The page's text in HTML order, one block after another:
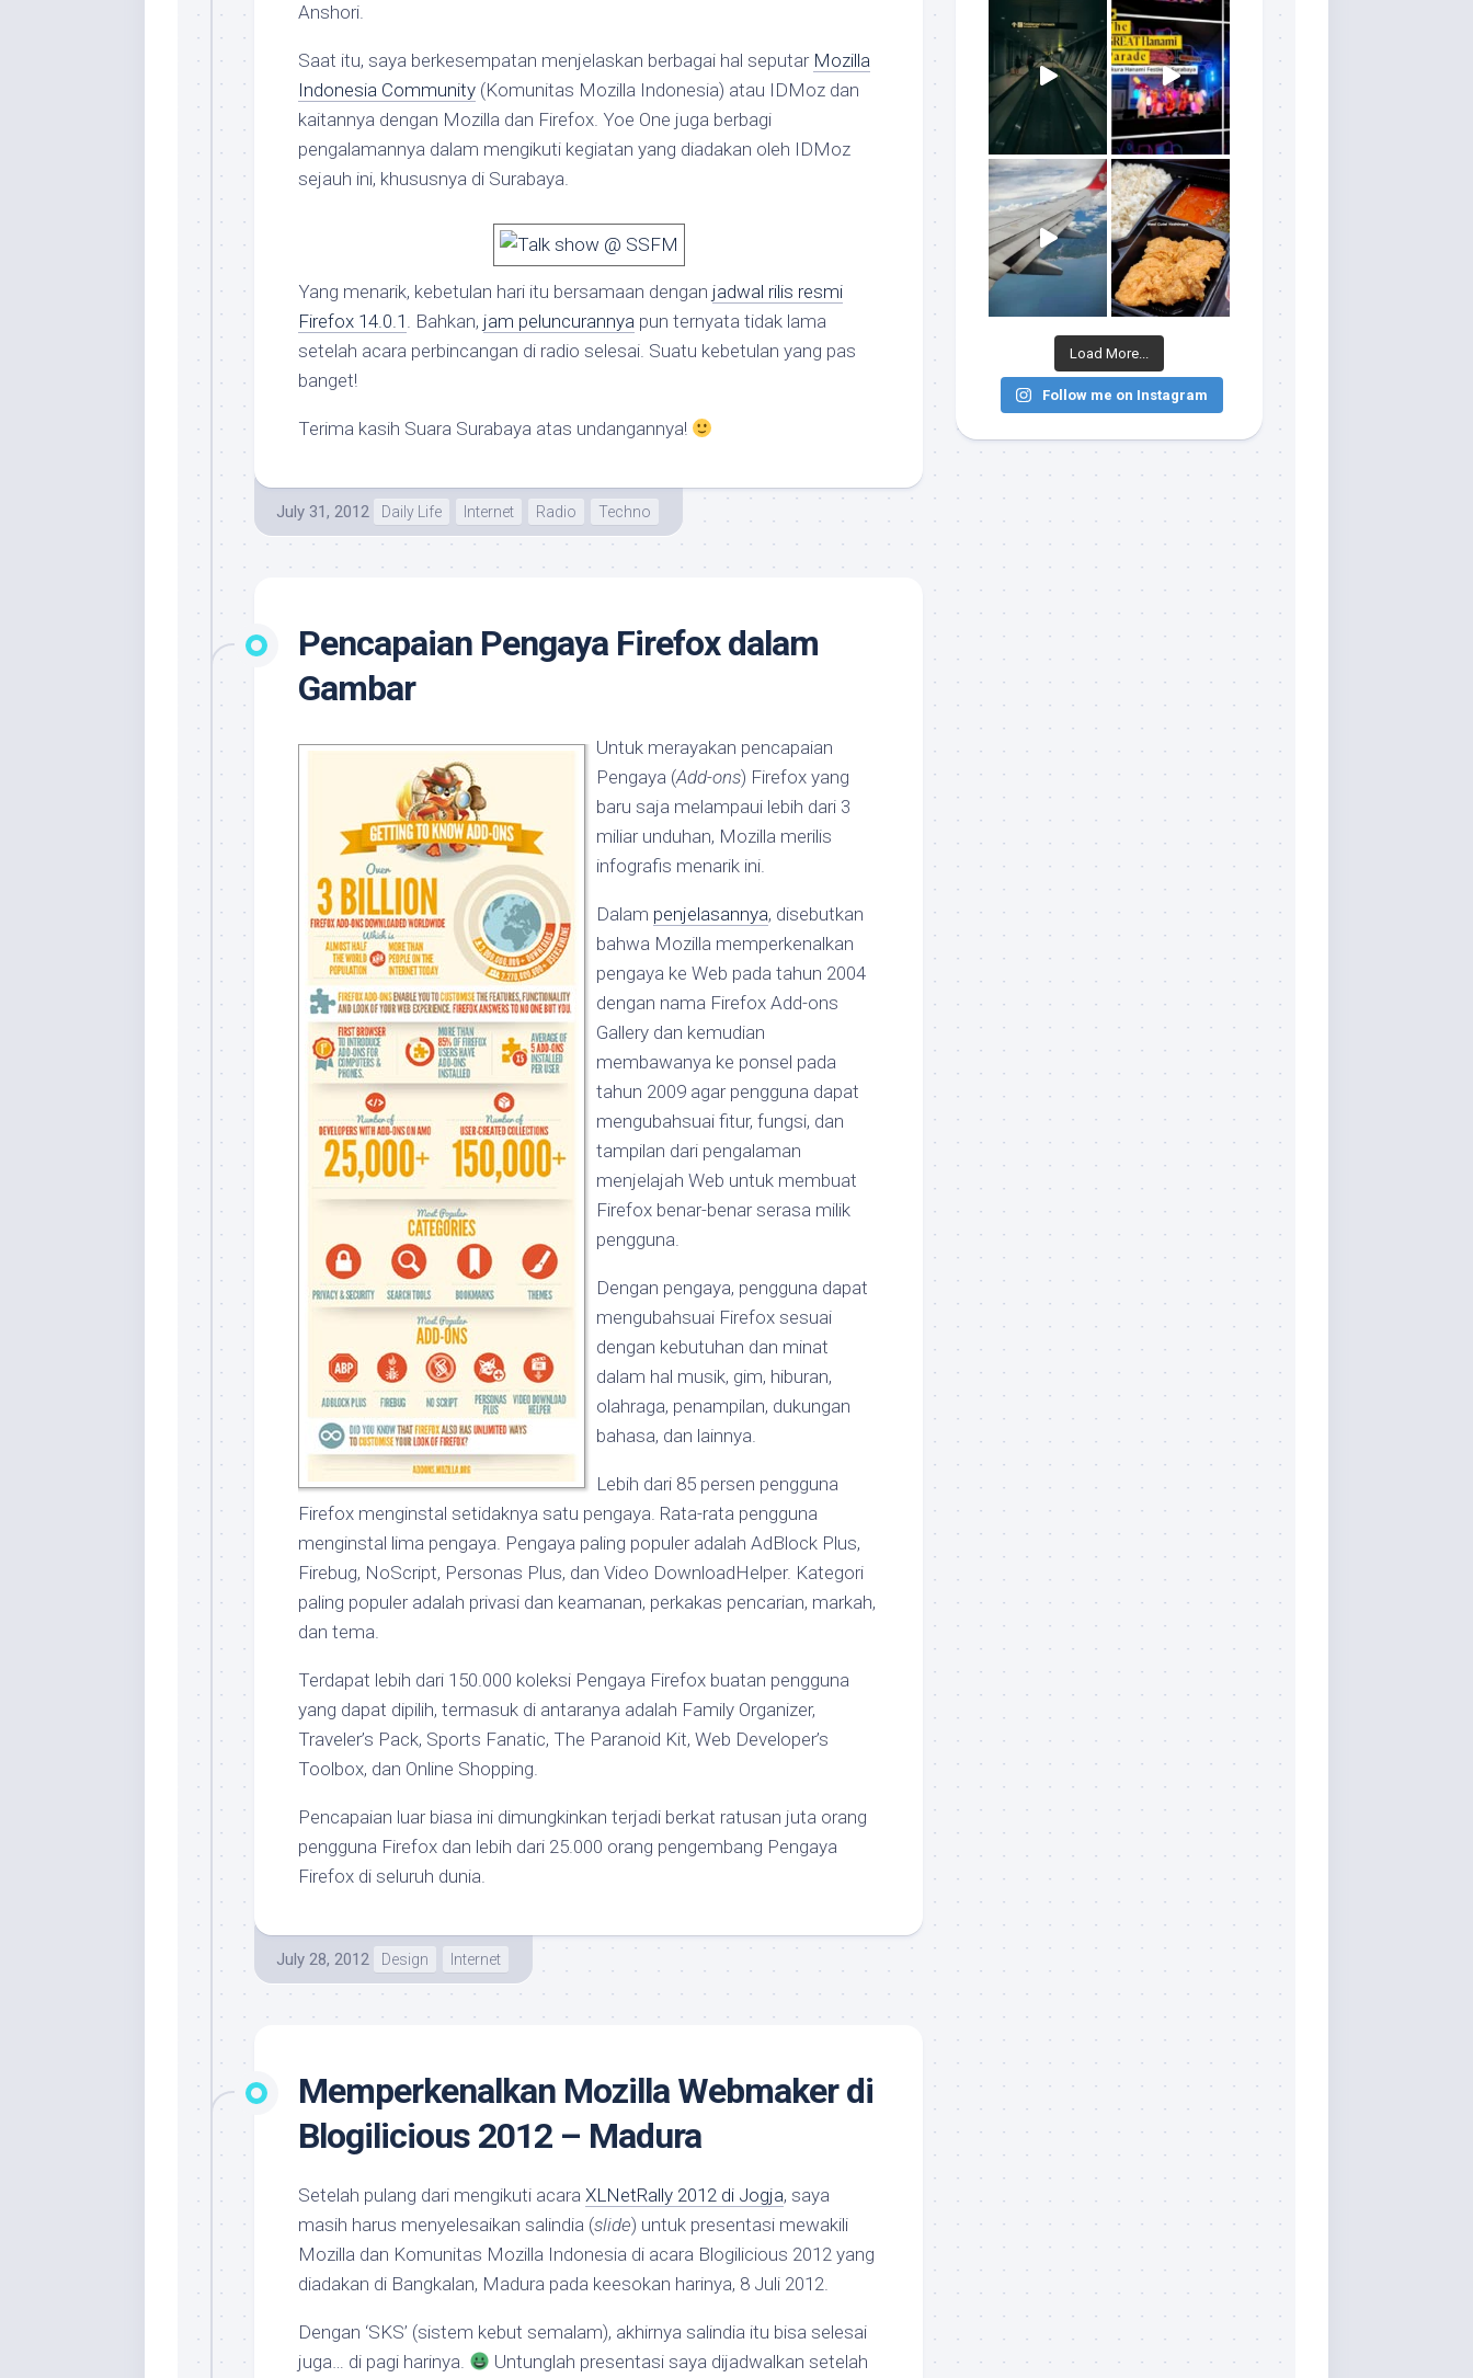
Anshori.
Saat itu, saya berkesempatan menjelaskan berbagai hal seputar Mozilla
Indonesia Community (Komunitas Mozilla Indonesia) atau IDMoz dan
kaitannya dengan Mozilla dan Firefox. Yoe One juga berbagi
pengalamannya dalam mengikuti kegiatan yang diadakan oleh IDMoz
sejauh ini, khususnya di Surabaya.
Yang menarik, kebetulan hari itu bersamaan dengan jadwal rilis resmi
Firefox 14.0.1 . Bahkan, jam peluncurannya pun ternyata tidak lama
setelah acara perbincangan di radio selesai. Suatu kebetulan yang pas
banget!
Terima kasih Suara Surabaya atas undangannya!
July 31, 2012 Daily Life Internet Radio Techno
Pencapaian Pengaya Firefox dalam
Gambar
Untuk merayakan pencapaian
Pengaya (Add-ons) Firefox yang
baru saja melampaui lebih dari 3
miliar unduhan, Mozilla merilis
infografis menarik ini.
Dalam penjelasannya, disebutkan
bahwa Mozilla memperkenalkan
pengaya ke Web pada tahun 2004
dengan nama Firefox Add-ons
Gallery dan kemudian
membawanya ke ponsel pada
tahun 2009 agar pengguna dapat
mengubahsuai fitur, fungsi, dan
tampilan dari pengalaman
menjelajah Web untuk membuat
Firefox benar-benar serasa milik
pengguna.
Dengan pengaya, pengguna dapat
mengubahsuai Firefox sesuai
dengan kebutuhan dan minat
dalam hal musik, gim, hiburan,
olahraga, penampilan, dukungan
bahasa, dan lainnya.
Lebih dari 85 persen pengguna
Firefox menginstal setidaknya satu pengaya. Rata-rata pengguna
menginstal lima pengaya. Pengaya paling populer adalah AdBlock Plus,
Firebug, NoScript, Personas Plus, dan Video DownloadHelper. Kategori
paling populer adalah privasi dan keamanan, perkakas pencarian, markah,
dan tema.
Terdapat lebih dari 150.000 koleksi Pengaya Firefox buatan pengguna
yang dapat dipilih, termasuk di antaranya adalah Family Organizer,
Traveler’s Pack, Sports Fanatic, The Paranoid Kit, Web Developer’s
Toolbox, dan Online Shopping.
Pencapaian luar biasa ini dimungkinkan terjadi berkat ratusan juta orang
pengguna Firefox dan lebih dari 25.000 orang pengembang Pengaya
Firefox di seluruh dunia.
July 28, 2012 Design Internet
Memperkenalkan Mozilla Webmaker di
Blogilicious 2012 – Madura
Setelah pulang dari mengikuti acara XLNetRally 2012 di Jogja, saya
masih harus menyelesaikan salindia (slide) untuk presentasi mewakili
Mozilla dan Komunitas Mozilla Indonesia di acara Blogilicious 2012 yang
diadakan di Bangkalan, Madura pada keesokan harinya, 8 Juli 2012.
Dengan ‘SKS’ (sistem kebut semalam), akhirnya salindia itu bisa selesai
juga… di pagi harinya.
Untunglah presentasi saya dijadwalkan setelah
Load More...
Follow me on Instagram